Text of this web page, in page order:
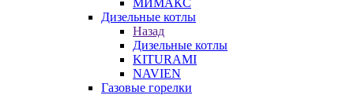
МИМАКС
Дизельные котлы
Назад
Дизельные котлы
KITURAMI
NAVIEN
Газовые горелки